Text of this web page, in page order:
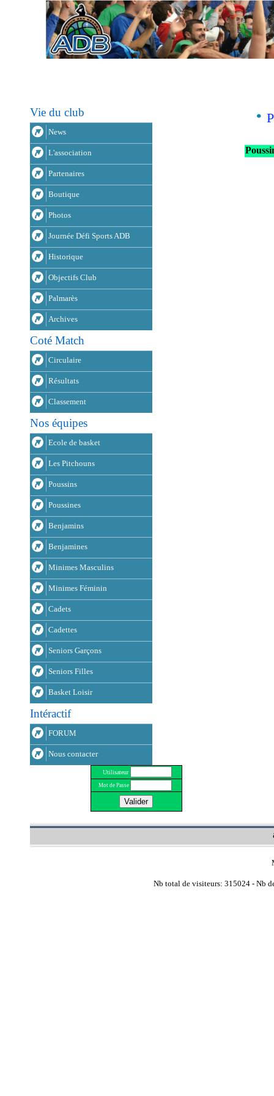
Vie du club
News
L'association
Partenaires
Boutique
Photos
Journée Défi Sports ADB
Historique
Objectifs Club
Palmarès
Archives
Coté Match
Circulaire
Résultats
Classement
Nos équipes
Ecole de basket
Les Pitchouns
Poussins
Poussines
Benjamins
Benjamines
Minimes Masculins
Minimes Féminin
Cadets
Cadettes
Seniors Garçons
Seniors Filles
Basket Loisir
Intéractif
FORUM
Nous contacter
Utilisateur
Mot de Passe
Nb total de visiteurs: 315024 - Nb